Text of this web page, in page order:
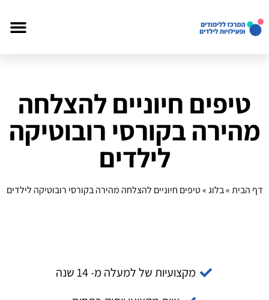
טיפים חיוניים להצלחה
מהירה בקורסי רובוטיקה
לילדים
דף הבית»בלוג»טיפים חיוניים להצלחה מהירה בקורסי רובוטיקה לילדים
מקצועיות של למעלה מ- 14 שנה